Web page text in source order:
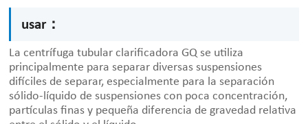
usar：
La centrífuga tubular clarificadora GQ se utiliza
principalmente para separar diversas suspensiones
difíciles de separar, especialmente para la separación
sólido-líquido de suspensiones con poca concentración,
partículas finas y pequeña diferencia de gravedad relativa